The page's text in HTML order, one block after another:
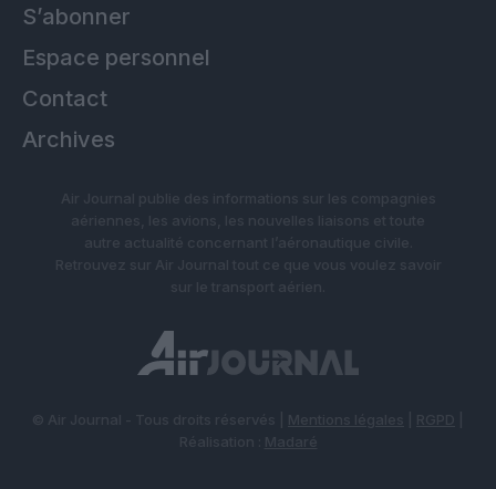
S’abonner
Espace personnel
Contact
Archives